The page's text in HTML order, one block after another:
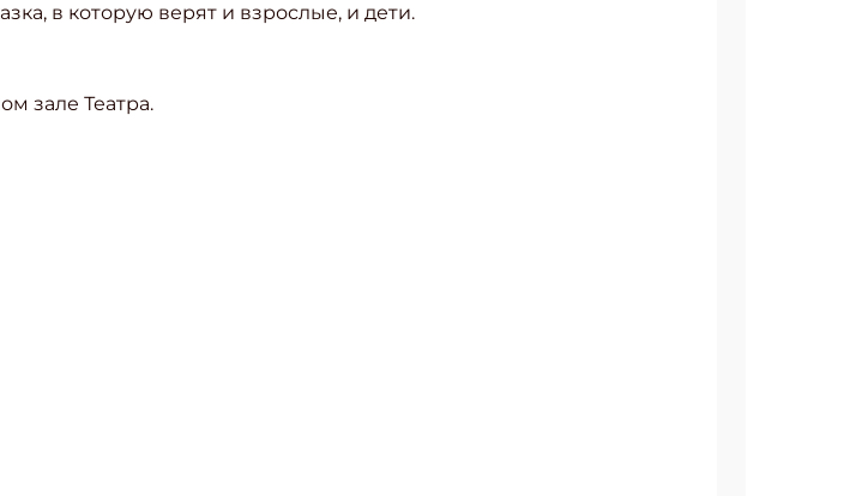
в которую верят и взрослые, и дети.
зале Театра.